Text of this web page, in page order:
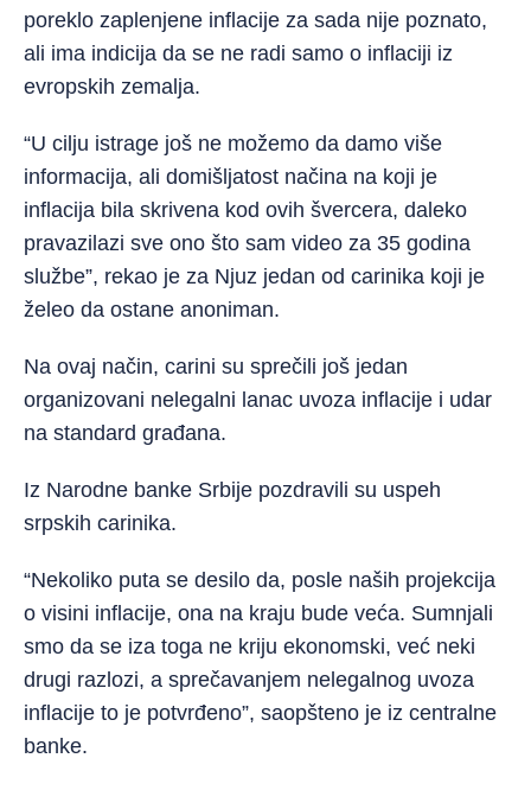
poreklo zaplenjene inflacije za sada nije poznato,
ali ima indicija da se ne radi samo o inflaciji iz
evropskih zemalja.
“U cilju istrage još ne možemo da damo više
informacija, ali domišljatost načina na koji je
inflacija bila skrivena kod ovih švercera, daleko
pravazilazi sve ono što sam video za 35 godina
službe”, rekao je za Njuz jedan od carinika koji je
želeo da ostane anoniman.
Na ovaj način, carini su sprečili još jedan
organizovani nelegalni lanac uvoza inflacije i udar
na standard građana.
Iz Narodne banke Srbije pozdravili su uspeh
srpskih carinika.
“Nekoliko puta se desilo da, posle naših projekcija
o visini inflacije, ona na kraju bude veća. Sumnjali
smo da se iza toga ne kriju ekonomski, već neki
drugi razlozi, a sprečavanjem nelegalnog uvoza
inflacije to je potvrđeno”, saopšteno je iz centralne
banke.